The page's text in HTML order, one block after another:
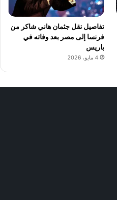
تفاصيل نقل جثمان هاني شاكر من
فرنسا إلى مصر بعد وفاته في
باريس
4 مايو، 2026